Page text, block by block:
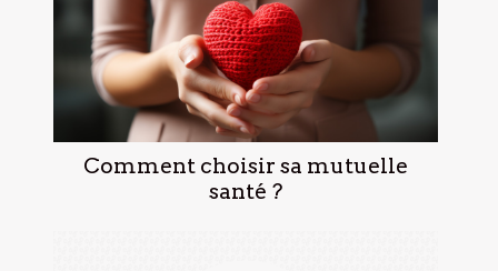
Comment choisir sa mutuelle
santé ?